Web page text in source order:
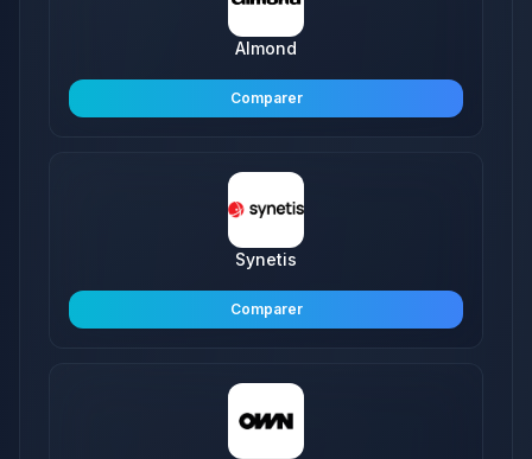
Almond
Comparer
Synetis
Comparer